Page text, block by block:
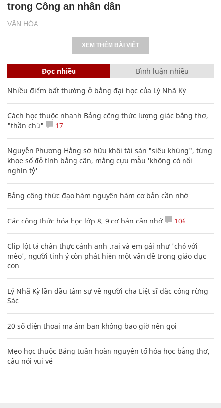
VĂN HÓA
trong Công an nhân dân
XEM THÊM BÀI VIẾT
Đọc nhiều Bình luận nhiều
Nhiều điểm bất thường ở bằng đại học của Lý Nhã Kỳ
Cách học thuộc nhanh Bảng công thức lượng giác bằng thơ,
"thần chú"
17
Nguyễn Phương Hằng sở hữu khối tài sản "siêu khủng", từng
khoe sổ đỏ tính bằng cân, mắng cựu mẫu 'không có nổi
nghìn tỷ'
Bảng công thức đạo hàm nguyên hàm cơ bản cần nhớ
Các công thức hóa học lớp 8, 9 cơ bản cần nhớ 106
Clip lột tả chân thực cảnh anh trai và em gái như 'chó với
mèo', người tinh ý còn phát hiện một vấn đề trong giáo dục
con
Lý Nhã Kỳ lần đầu tâm sự về người cha Liệt sĩ đặc công rừng
Sác
20 số điện thoại ma ám bạn không bao giờ nên gọi
Mẹo học thuộc Bảng tuần hoàn nguyên tố hóa học bằng thơ,
câu nói vui vẻ